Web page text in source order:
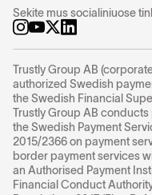
Sekite mus socialiniuose
Trustly Group AB
authorized Swedish
the Swedish Financial
Trustly Group AB
the Swedish Payment
2015/2366 on payment
border payment services
an Authorised Payment
Financial Conduct